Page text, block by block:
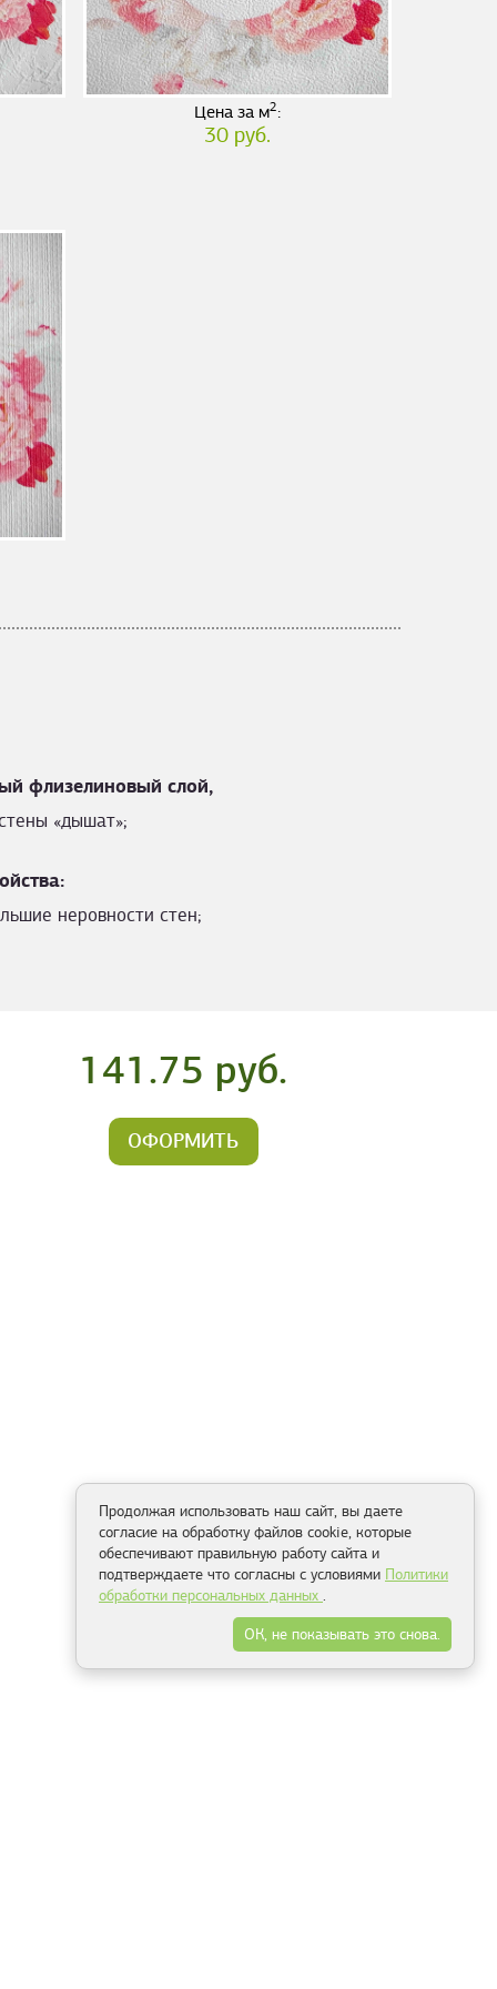
Цена за м2:
30 руб.
флизелиновый слой,
«дышат»;
неровности стен;
141.75 руб.
ОФОРМИТЬ
Продолжая использовать наш сайт, вы даете
согласие на обработку файлов cookie, которые
обеспечивают правильную работу сайта и
подтверждаете что согласны с условиями Политики
обработки персональных данных .
ОК, не показывать это снова.